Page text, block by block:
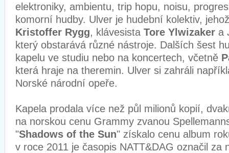
elektroniky, ambientu, trip hopu, noisu,
komorní hudby. Ulver je hudební kolektiv,
Kristoffer Rygg, klávesista Tore Ylwizaker a
který obstarává různé nástroje. Dalších šest
kapelu ve studiu nebo na koncertech, včetně
která hraje na theremin. Ulver si zahráli
Norské národní opeře.
Kapela prodala více než půl milionů kopií,
na norskou cenu Grammy zvanou
"Shadows of the Sun" získalo cenu album
v roce 2011 je časopis NATT&DAG označil za